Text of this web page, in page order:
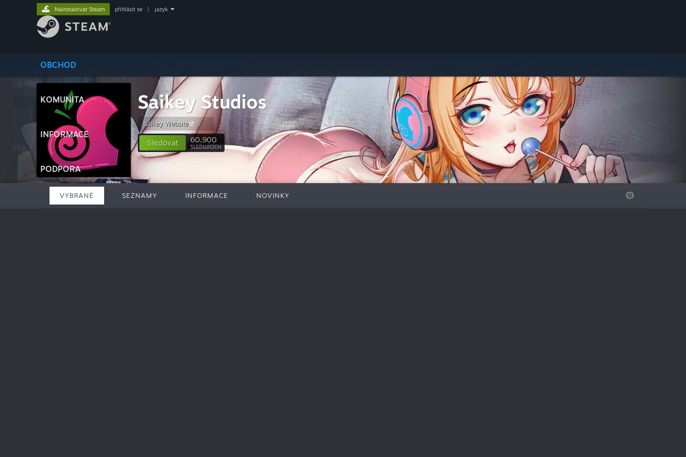
OBCHOD
KOMUNITA
INFORMACE
PODPORA
Nainstalovat Steam přihlásit se jazyk
Saikey Studios
Saikey Website
Sledovat 60,900
SLEDUJÍCÍCH
VYBRANÉ SEZNAMY INFORMACE NOVINKY